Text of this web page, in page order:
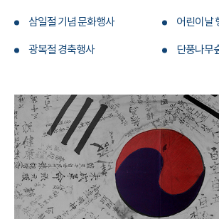
삼일절 기념 문화행사 어린이날
광복절 경축행사 단풍나무